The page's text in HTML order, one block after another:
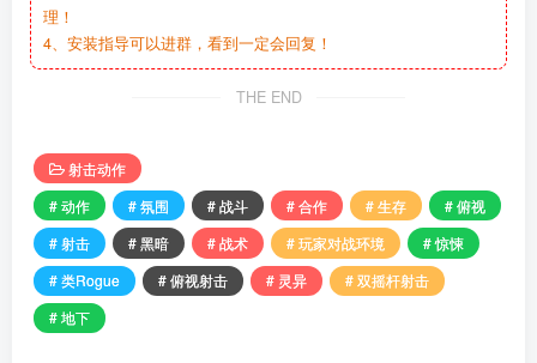
理！
4、安装指导可以进群，看到一定会回复！
THE END
射击动作
# 动作
# 氛围 # 战斗 # 合作 # 生存
# 俯视
# 射击
# 黑暗 # 战术 # 玩家对战环境
# 惊悚
# 类Rogue
# 俯视射击 # 灵异
# 双摇杆射击
# 地下